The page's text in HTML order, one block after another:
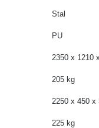
Stal
PU
2350 x 1210
205 kg
2250 x 450 x
225 kg